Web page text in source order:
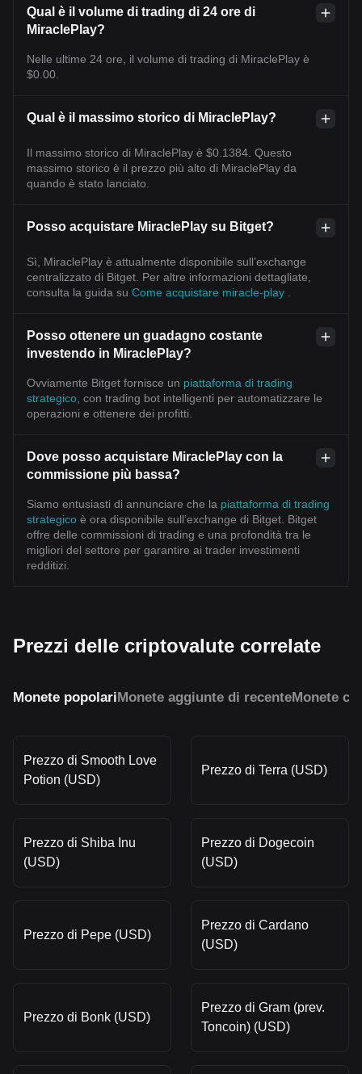
Qual è il volume di trading di 24 ore di
MiraclePlay?
Nelle ultime 24 ore, il volume di trading di MiraclePlay è
$0.00.
Qual è il massimo storico di MiraclePlay?
Il massimo storico di MiraclePlay è $0.1384. Questo
massimo storico è il prezzo più alto di MiraclePlay da
quando è stato lanciato.
Posso acquistare MiraclePlay su Bitget?
Sì, MiraclePlay è attualmente disponibile sull’exchange
centralizzato di Bitget. Per altre informazioni dettagliate,
consulta la guida su Come acquistare miracle-play
Posso ottenere un guadagno costante
investendo in MiraclePlay?
Ovviamente Bitget fornisce un piattaforma di trading
strategico , con trading bot intelligenti per automatizzare le
operazioni e ottenere dei profitti.
Dove posso acquistare MiraclePlay con la
commissione più bassa?
Siamo entusiasti di annunciare che la piattaforma di trading
strategico è ora disponibile sull’exchange di Bitget. Bitget
offre delle commissioni di trading e una profondità tra le
migliori del settore per garantire ai trader investimenti
redditizi.
Prezzi delle criptovalute correlate
Monete popolariMonete aggiunte di recenteMonete
Prezzo di Smooth Love
Potion (USD)
Prezzo di Terra (USD)
Prezzo di Shiba Inu
(USD)
Prezzo di Dogecoin
(USD)
Prezzo di Pepe (USD)
Prezzo di Cardano
(USD)
Prezzo di Bonk (USD)
Prezzo di Gram (prev.
Toncoin) (USD)